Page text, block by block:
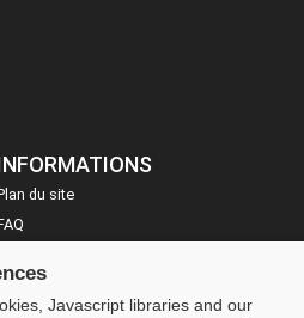
du site
Javascript libraries and our